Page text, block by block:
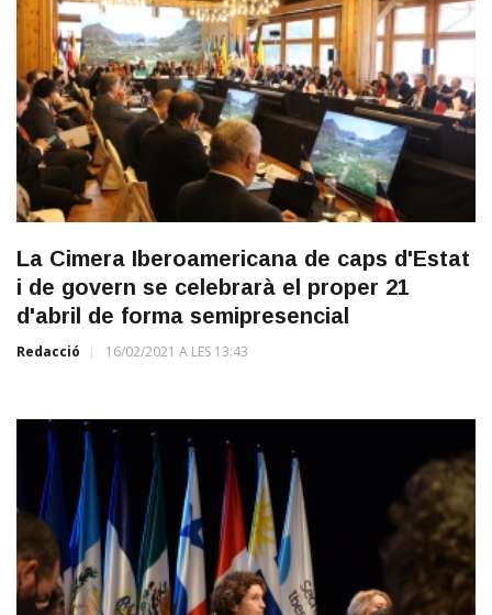
La Cimera Iberoamericana de caps d'Estat
i de govern se celebrarà el proper 21
d'abril de forma semipresencial
Redacció 16/02/2021 A LES 13:43